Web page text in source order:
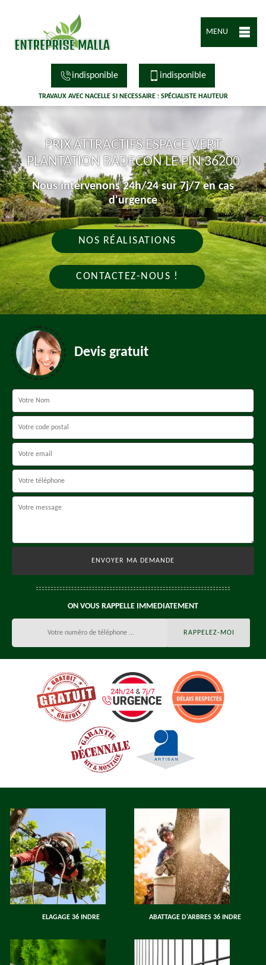
MENU
indisponible indisponible
TRAVAUX AVEC NACELLE SI NECESSAIRE : SPÉCIALISTE HAUTEUR
PRIX ATTRACTIFS ESPACE VERT
PLANTATION BADECON LE PIN 36200
Nous intervenons 24h/24 sur 7j/7 en cas
d'urgence
NOS RÉALISATIONS
CONTACTEZ-NOUS !
Devis gratuit
ON VOUS RAPPELLE IMMEDIATEMENT
ELAGAGE 36 INDRE ABATTAGE D'ARBRES 36 INDRE